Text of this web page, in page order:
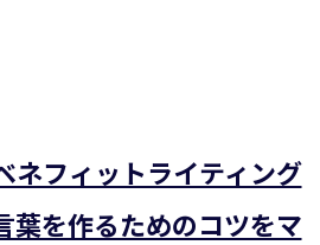
ネフィットライティング
葉を作るためのコツをマ